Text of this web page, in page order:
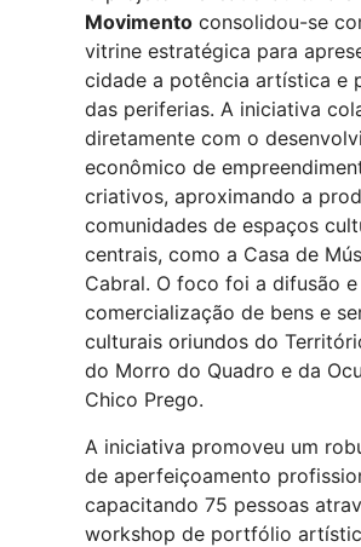
Movimento consolidou-se
vitrine estratégica para
cidade a potência artística e
das periferias. A iniciativa
diretamente com o
econômico de
criativos, aproximando a
comunidades de espaços
centrais, como a Casa de
Cabral. O foco foi a difusão e
comercialização de bens e
culturais oriundos do
do Morro do Quadro e da
Chico Prego.
A iniciativa promoveu um
de aperfeiçoamento
capacitando 75 pessoas
workshop de portfólio